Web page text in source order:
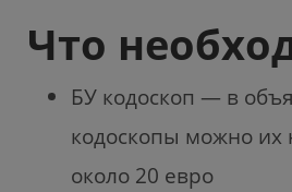
Что
БУ кодоскоп — в
кодоскопы можно их
около 20 евро